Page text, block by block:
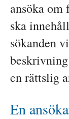
ansöka om
ska
sökanden
en rättslig
En